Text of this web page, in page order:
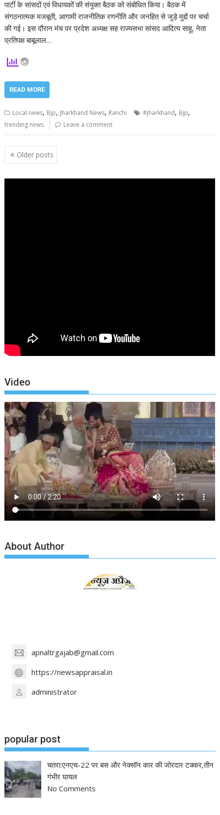
पार्टी के सांसदों एवं विधायकों की संयुक्त बैठक को संबोधित किया। बैठक में
संगठनात्मक मजबूती, आगामी राजनीतिक रणनीति और जनहित से जुड़े मुद्दों पर चर्चा
की गई। इस दौरान मंच पर प्रदेश अध्यक्ष सह राज्यसभा सांसद आदित्य साहू, नेता
प्रतिपक्ष बाबूलाल…
READ MORE
Local news, Bjp, Jharkhand News, Ranchi #jharkhand, Bjp,
trending news Leave a comment
Posts
navigation
Older posts
Video
About Author
apnaltrgajab@gmail.com
https://newsappraisal.in
administrator
popular post
चतरा:एनएच-22 पर बस और नेक्सॉन कार की जोरदार टक्कर,तीन
गंभीर घायल
No Comments